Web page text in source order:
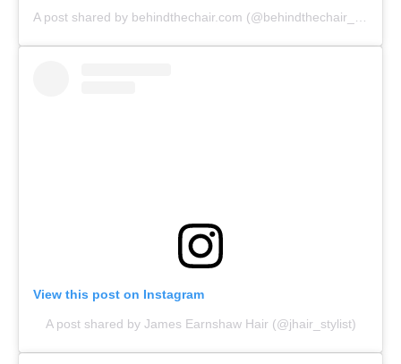
View this post on Instagram
A post shared by James Earnshaw Hair (@jhair_stylist)